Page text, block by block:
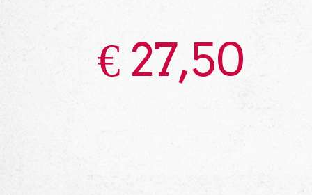
€ 27,50